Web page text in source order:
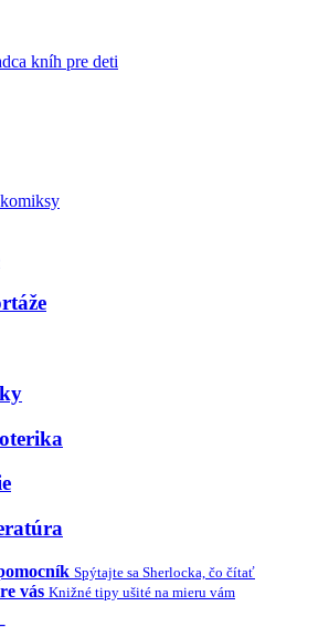
kníh pre deti
Spýtajte sa Sherlocka, čo čítať
vás Knižné tipy ušité na mieru vám